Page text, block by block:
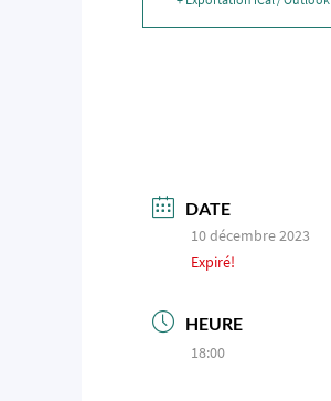
DATE
10 décembre 2023
Expiré!
HEURE
18:00